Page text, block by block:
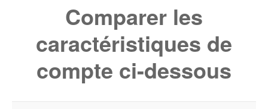
Comparer les
caractéristiques de
compte ci-dessous